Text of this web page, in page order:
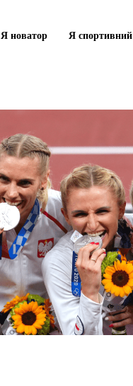
Я новатор Я спортивний